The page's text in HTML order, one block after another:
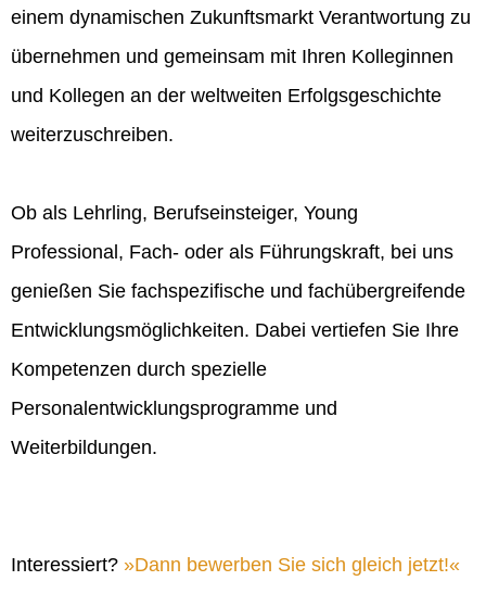
einem dynamischen Zukunftsmarkt Verantwortung zu
übernehmen und gemeinsam mit Ihren Kolleginnen
und Kollegen an der weltweiten Erfolgsgeschichte
weiterzuschreiben.
Ob als Lehrling, Berufseinsteiger, Young
Professional, Fach- oder als Führungskraft, bei uns
genießen Sie fachspezifische und fachübergreifende
Entwicklungsmöglichkeiten. Dabei vertiefen Sie Ihre
Kompetenzen durch spezielle
Personalentwicklungsprogramme und
Weiterbildungen.
Interessiert? Dann bewerben Sie sich gleich jetzt!